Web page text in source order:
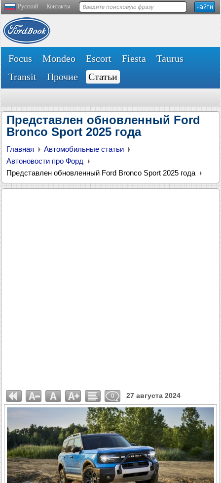
Русский Контакты
Focus Mondeo Escort Fiesta
Taurus
Transit
Прочие Статьи
Представлен обновленный Ford
Bronco Sport 2025 года
Главная
Автомобильные статьи
Автоновости про Форд
Представлен обновленный Ford Bronco Sport 2025 года
0 27 августа 2024